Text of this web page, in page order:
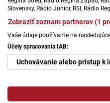
Slovensky, Rádio Junior, RSI, Rádio
Zobraziť zoznam partnerov (1
Vaše údaje používame na
Účely spracovania IAB:
Uchovávanie alebo prístup k